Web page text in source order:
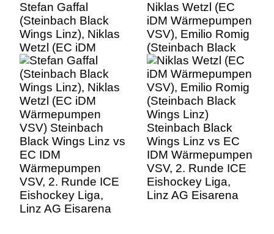
Stefan Gaffal
(Steinbach Black
Wings Linz), Niklas
Wetzl (EC iDM
Wärmepumpen
VSV) Steinbach
Black Wings Linz vs
EC IDM
Wärmepumpen
VSV, 2. Runde ICE
Eishockey Liga,
Linz AG Eisarena
Niklas Wetzl (EC
iDM Wärmepumpen
VSV), Emilio Romig
(Steinbach Black
Wings Linz)
Steinbach Black
Wings Linz vs EC
IDM Wärmepumpen
VSV, 2. Runde ICE
Eishockey Liga,
Linz AG Eisarena